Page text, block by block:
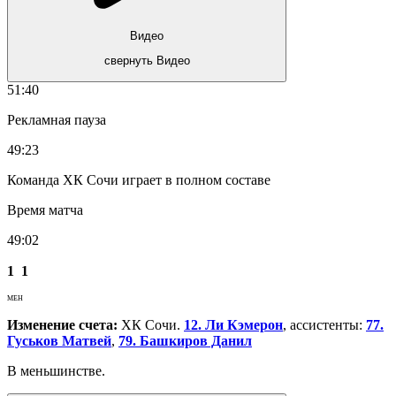
Видео
свернуть Видео
51:40
Рекламная пауза
49:23
Команда ХК Сочи играет в полном составе
Время матча
49:02
1 1
МЕН
Изменение счета: ХК Сочи. 12. Ли Кэмерон, ассистенты: 77.
Гуськов Матвей, 79. Башкиров Данил
В меньшинстве.